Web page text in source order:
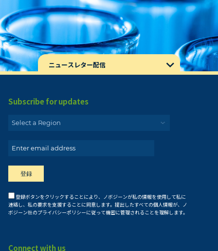
ニュースレター配信
Subscribe for updates
登録ボタンをクリックすることにより、ノボジーンが私の情報を使用して私に
連絡し、私の要求を支援することに同意します。提出したすべての個人情報が、ノ
ボジーン社のプライバシーポリシーに従って機密に管理されることを理解します。
Connect with us